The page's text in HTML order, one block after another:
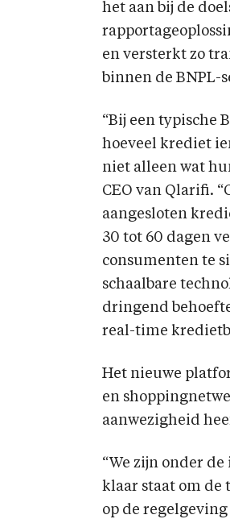
het aan bij de
en versterkt zo
binnen de BNPL-
“Bij een typische
hoeveel krediet
niet alleen wat
CEO van Qlarifi.
aangesloten
30 tot 60 dagen
consumenten te
schaalbare
dringend
real-time
Het nieuwe
en
aanwezigheid
“We zijn onder
klaar staat om de
op de